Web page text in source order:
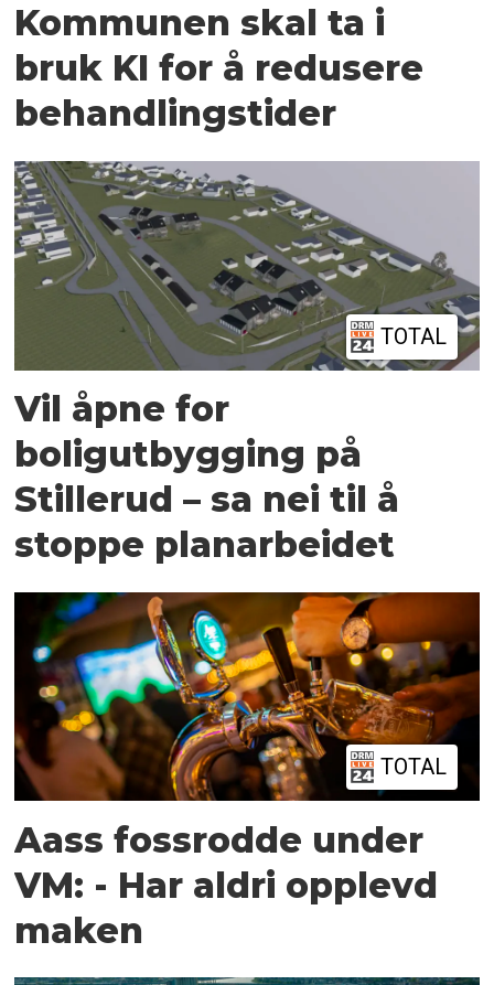
Kommunen skal ta i
bruk KI for å redusere
behandlingstider
TOTAL
Vil åpne for
boligutbygging på
Stillerud – sa nei til å
stoppe planarbeidet
TOTAL
Aass fossrodde under
VM: - Har aldri opplevd
maken